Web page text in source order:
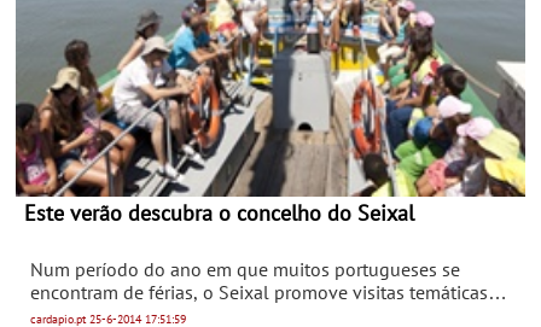
Este verão descubra o concelho do Seixal
Num período do ano em que muitos portugueses se
encontram de férias, o Seixal promove visitas temáticas
pelo concelho, denominadas Este Verão Descubra…, que
cardapio.pt25-6-201417:51:59